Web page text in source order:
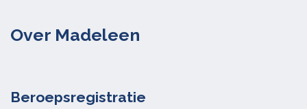
Over Madeleen
Beroepsregistratie